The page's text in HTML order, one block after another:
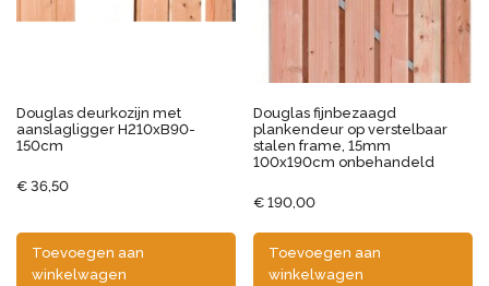
Douglas deurkozijn met
aanslagligger H210xB90-
150cm
€ 36,50
Toevoegen aan
winkelwagen
Douglas fijnbezaagd
plankendeur op verstelbaar
stalen frame, 15mm
100x190cm onbehandeld
€ 190,00
Toevoegen aan
winkelwagen